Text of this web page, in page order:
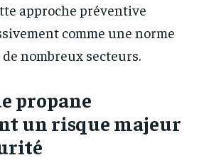
approche préventive
comme une norme
nombreux secteurs.
propane
un risque majeur